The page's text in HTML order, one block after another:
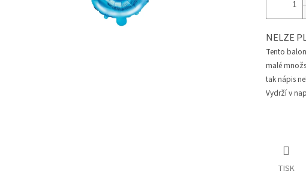
NELZE
Tento
malé
tak nápis
Vydrží v